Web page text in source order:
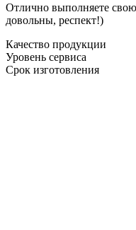
Отлично выполняете свою
довольны, респект!)
Качество продукции
Уровень сервиса
Срок изготовления